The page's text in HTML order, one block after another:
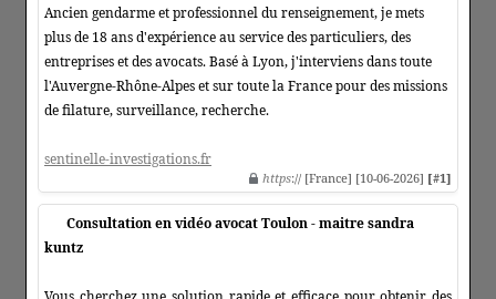
Ancien gendarme et professionnel du renseignement, je mets
plus de 18 ans d'expérience au service des particuliers, des
entreprises et des avocats. Basé à Lyon, j'interviens dans toute
l'Auvergne-Rhône-Alpes et sur toute la France pour des missions
de filature, surveillance, recherche.
sentinelle-investigations.fr
https:// [France] [10-06-2026] [#1]
Consultation en vidéo avocat Toulon - maitre sandra
kuntz